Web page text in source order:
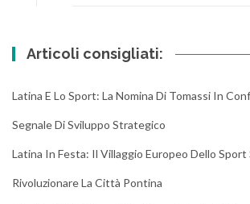
Articoli consigliati:
Latina E Lo Sport: La Nomina Di Tomassi In
Segnale Di Sviluppo Strategico
Latina In Festa: Il Villaggio Europeo Dello Sport
Rivoluzionare La Città Pontina